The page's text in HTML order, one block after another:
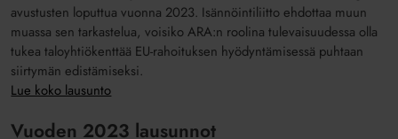
avustusten loputtua vuonna 2023. Isännöintiliitto ehdottaa muun
muassa sen tarkastelua, voisiko ARA:n roolina tulevaisuudessa olla
tukea taloyhtiökenttää EU-rahoituksen hyödyntämisessä puhtaan
siirtymän edistämiseksi.
Lue koko lausunto
Vuoden 2023 lausunnot